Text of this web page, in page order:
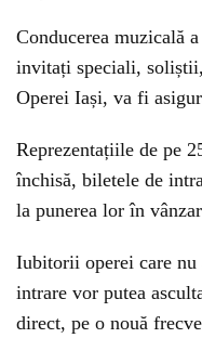
Conducerea muzicală
invitați speciali,
Operei Iași, va fi
Reprezentațiile de pe
închisă, biletele de
la punerea lor în
Iubitorii operei care nu
intrare vor putea
direct, pe o nouă